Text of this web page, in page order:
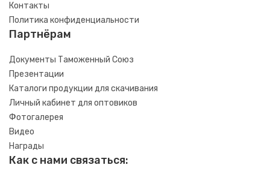
Контакты
Политика конфиденциальности
Партнёрам
Документы Таможенный Союз
Презентации
Каталоги продукции для скачивания
Личный кабинет для оптовиков
Фотогалерея
Видео
Награды
Как с нами связаться: